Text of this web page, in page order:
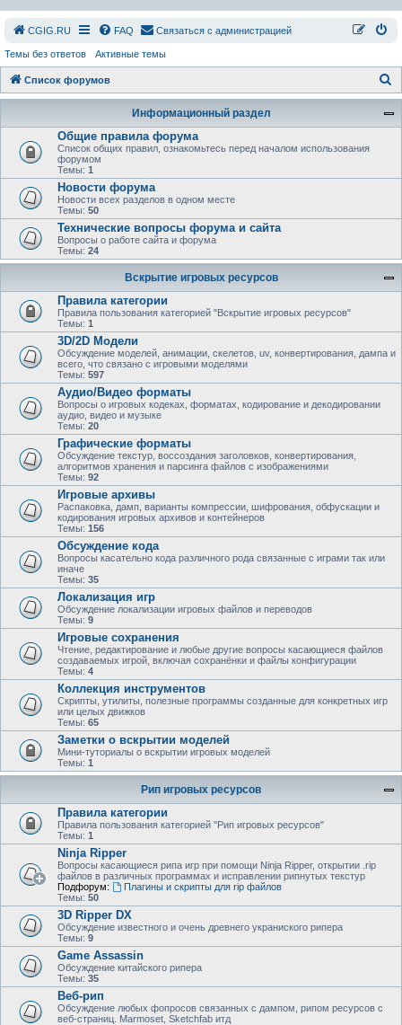
СGIG.RU FAQ Связаться с администрацией
Темы без ответов Активные темы
Список форумов
о
Информационный раздел
Общие правила форума
Список общих правил, ознакомьтесь перед началом использования
форумом
Темы: 1
Новости форума
Новости всех разделов в одном месте
Темы: 50
Технические вопросы форума и сайта
Вопросы о работе сайта и форума
Темы: 24
Вскрытие игровых ресурсов
Правила категории
Правила пользования категорией "Вскрытие игровых ресурсов"
Темы: 1
3D/2D Модели
Обсуждение моделей, анимации, скелетов, uv, конвертирования, дампа и
всего, что связано с игровыми моделями
Темы: 597
Аудио/Видео форматы
Вопросы о игровых кодеках, форматах, кодирование и декодировании
аудио, видео и музыке
Темы: 20
Графические форматы
Обсуждение текстур, воссоздания заголовков, конвертирования,
алгоритмов хранения и парсинга файлов с изображениями
Темы: 92
Игровые архивы
Распаковка, дамп, варианты компрессии, шифрования, обфускации и
кодирования игровых архивов и контейнеров
Темы: 156
Обсуждение кода
Вопросы касательно кода различного рода связанные с играми так или
иначе
Темы: 35
Локализация игр
Обсуждение локализации игровых файлов и переводов
Темы: 9
Игровые сохранения
Чтение, редактирование и любые другие вопросы касающиеся файлов
создаваемых игрой, включая сохранёнки и файлы конфигурации
Темы: 4
Коллекция инструментов
Скрипты, утилиты, полезные программы созданные для конкретных игр
или целых движков
Темы: 65
Заметки о вскрытии моделей
Мини-туториалы о вскрытии игровых моделей
Темы: 1
Рип игровых ресурсов
Правила категории
Правила пользования категорией "Рип игровых ресурсов"
Темы: 1
Ninja Ripper
Вопросы касающиеся рипа игр при помощи Ninja Ripper, открытии .rip
файлов в различных программах и исправлении рипнутых текстур
Подфорум:
Плагины и скрипты для rip файлов
Темы: 50
3D Ripper DX
Обсуждение известного и очень древнего украниского рипера
Темы: 9
Game Assassin
Обсуждение китайского рипера
Темы: 35
Веб-рип
Обсуждение любых фопросов связанных с дампом, рипом ресурсов с
веб-страниц. Marmoset, Sketchfab итд